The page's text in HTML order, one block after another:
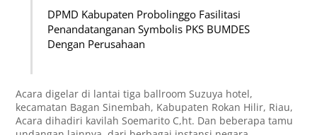
DPMD Kabupaten Probolinggo Fasilitasi
Penandatanganan Symbolis PKS BUMDES
Dengan Perusahaan
Acara digelar di lantai tiga ballroom Suzuya hotel,
kecamatan Bagan Sinembah, Kabupaten Rokan Hilir, Riau,
Acara dihadiri kavilah Soemarito C,ht. Dan beberapa tamu